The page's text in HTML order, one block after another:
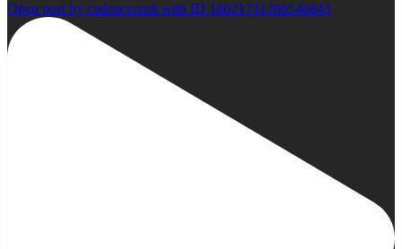
Open post by cadencecraft with ID 18021741206540843